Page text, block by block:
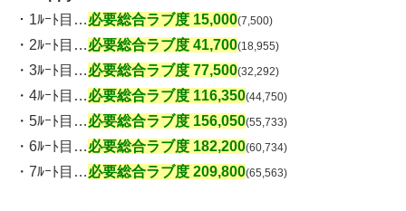
・1ﾙｰﾄ目…必要総合ラブ度 15,000(7,500)
・2ﾙｰﾄ目…必要総合ラブ度 41,700(18,955)
・3ﾙｰﾄ目…必要総合ラブ度 77,500(32,292)
・4ﾙｰﾄ目…必要総合ラブ度 116,350(44,750)
・5ﾙｰﾄ目…必要総合ラブ度 156,050(55,733)
・6ﾙｰﾄ目…必要総合ラブ度 182,200(60,734)
・7ﾙｰﾄ目…必要総合ラブ度 209,800(65,563)